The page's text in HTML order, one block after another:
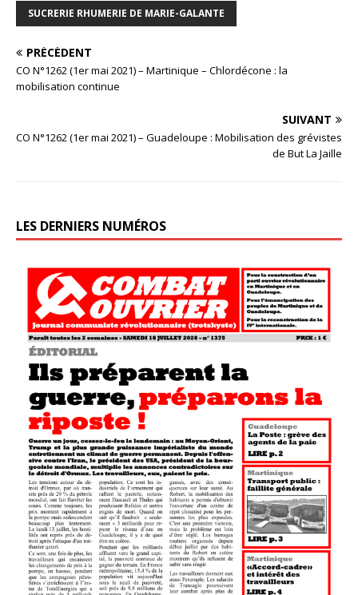
SUCRERIE RHUMERIE DE MARIE-GALANTE
PRÉCÉDENT
CO N°1262 (1er mai 2021) – Martinique – Chlordécone : la
mobilisation continue
SUIVANT
CO N°1262 (1er mai 2021) – Guadeloupe : Mobilisation des grévistes
de But La Jaille
LES DERNIERS NUMÉROS